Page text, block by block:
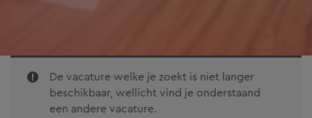
De vacature welke je zoekt is niet langer
beschikbaar, wellicht vind je onderstaand
een andere vacature.